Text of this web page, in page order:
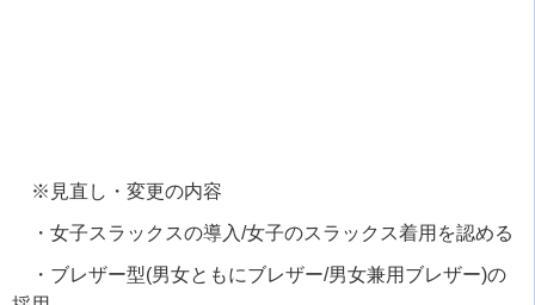
※見直し・変更の内容
・女子スラックスの導入/女子のスラックス着用を認める
・ブレザー型(男女ともにブレザー/男女兼用ブレザー)の